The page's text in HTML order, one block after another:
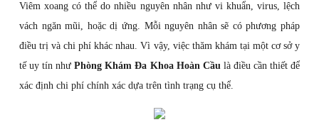
Viêm xoang có thể do nhiều nguyên nhân như vi khuẩn, virus, lệch
vách ngăn mũi, hoặc dị ứng. Mỗi nguyên nhân sẽ có phương pháp
điều trị và chi phí khác nhau. Vì vậy, việc thăm khám tại một cơ sở y
tế uy tín nhưPhòng Khám Đa Khoa Hoàn Cầulà điều cần thiết để
xác định chi phí chính xác dựa trên tình trạng cụ thể.